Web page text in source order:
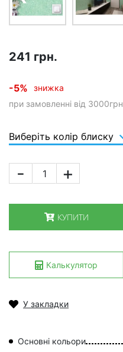
241 грн.
-5%
знижка
при замовленні від 3000грн
Виберіть колір блиску
- +
КУПИТИ
Калькулятор
У закладки
Основні кольори